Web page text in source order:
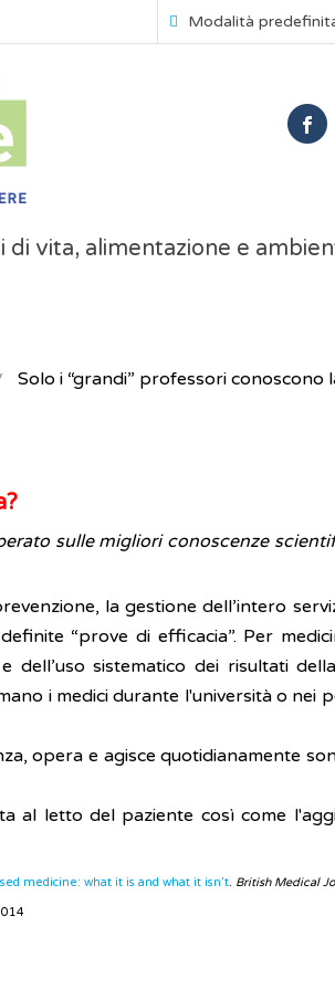
Modalità
di vita, alimentazione e
Solo i “grandi” professori conoscono
sulle migliori conoscenze
la gestione dell’intero
“prove di efficacia”. Per
dell’uso sistematico dei risultati
i medici durante l'università o
opera e agisce quotidianamente
al letto del paziente così come
medicine: what it is and what it isn’t. British Medical